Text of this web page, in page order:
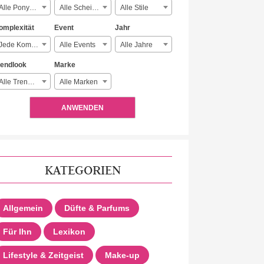
Alle Ponyarten Alle Scheitelarten Alle Stile
Jede Komplexität
Event
Alle Events
Jahr
Alle Jahre
Alle Trendlooks
Marke
Alle Marken
ANWENDEN
KATEGORIEN
Allgemein Düfte & Parfums
Für Ihn Lexikon
Lifestyle & Zeitgeist Make-up